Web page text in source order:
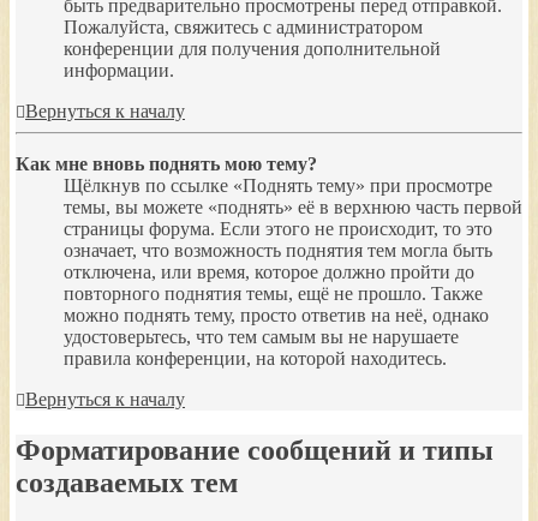
быть предварительно просмотрены перед отправкой.
Пожалуйста, свяжитесь с администратором
конференции для получения дополнительной
информации.
Вернуться к началу
Как мне вновь поднять мою тему?
Щёлкнув по ссылке «Поднять тему» при просмотре
темы, вы можете «поднять» её в верхнюю часть первой
страницы форума. Если этого не происходит, то это
означает, что возможность поднятия тем могла быть
отключена, или время, которое должно пройти до
повторного поднятия темы, ещё не прошло. Также
можно поднять тему, просто ответив на неё, однако
удостоверьтесь, что тем самым вы не нарушаете
правила конференции, на которой находитесь.
Вернуться к началу
Форматирование сообщений и типы
создаваемых тем